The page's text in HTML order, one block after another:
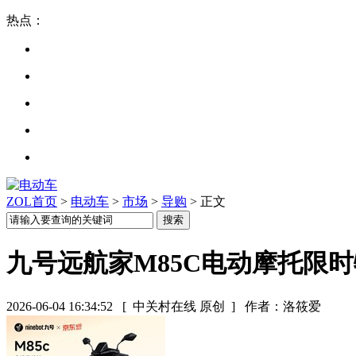
热点：
ZOL首页 > 电动车 > 市场 > 导购 > 正文
九号远航家M85C电动摩托限
2026-06-04 16:34:52 [ 中关村在线 原创 ] 作者：洛筱爱